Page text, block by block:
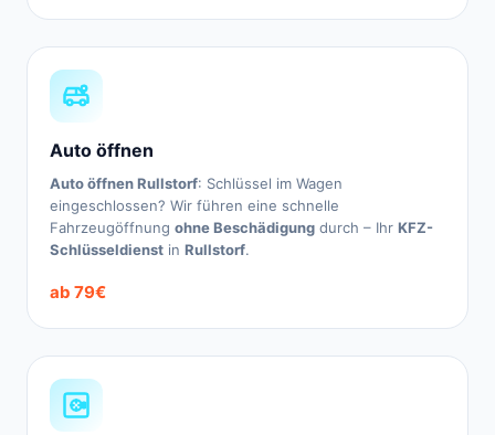
Auto öffnen
Auto öffnen Rullstorf: Schlüssel im Wagen
eingeschlossen? Wir führen eine schnelle
Fahrzeugöffnung ohne Beschädigung durch – Ihr KFZ-
Schlüsseldienst in Rullstorf.
ab 79€